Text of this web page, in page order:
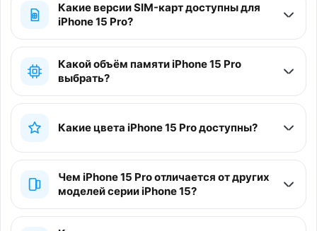
Какие версии SIM-карт доступны для
iPhone 15 Pro?
Какой объём памяти iPhone 15 Pro
выбрать?
Какие цвета iPhone 15 Pro доступны?
Чем iPhone 15 Pro отличается от других
моделей серии iPhone 15?